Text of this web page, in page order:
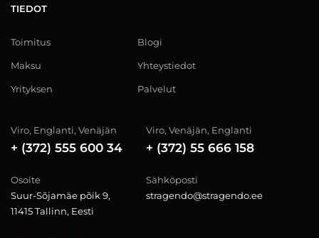
TIEDOT
Toimitus
Maksu
Yrityksen
Blogi
Yhteystiedot
Palvelut
Viro, Englanti, Venäjän
+ (372) 555 600 34
Viro, Venäjän, Englanti
+ (372) 55 666 158
Osoite
Suur-Sõjamäe põik 9,
11415 Tallinn, Eesti
Sähköposti
stragendo@stragendo.ee